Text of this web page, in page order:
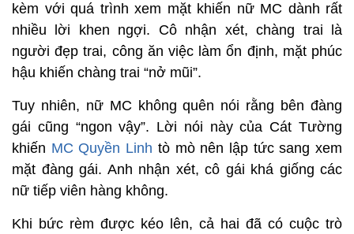
kèm với quá trình xem mặt khiến nữ MC dành rất
nhiều lời khen ngợi. Cô nhận xét, chàng trai là
người đẹp trai, công ăn việc làm ổn định, mặt phúc
hậu khiến chàng trai “nở mũi”.
Tuy nhiên, nữ MC không quên nói rằng bên đàng
gái cũng “ngon vậy”. Lời nói này của Cát Tường
khiến MC Quyền Linh tò mò nên lập tức sang xem
mặt đàng gái. Anh nhận xét, cô gái khá giống các
nữ tiếp viên hàng không.
Khi bức rèm được kéo lên, cả hai đã có cuộc trò